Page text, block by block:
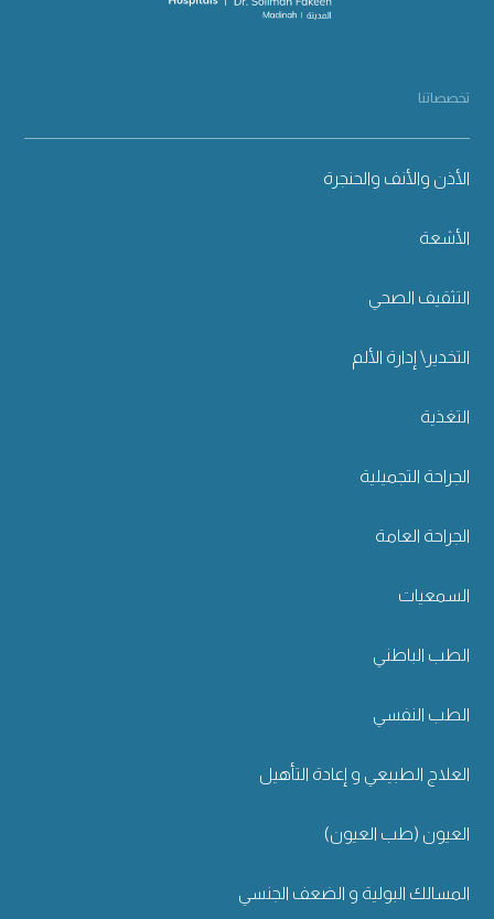
تخصصاتنا
الأذن والأنف والحنجرة
الأشعة
التثقيف الصحي
التخدير\ إدارة الألم
التغذية
الجراحة التجميلية
الجراحة العامة
السمعيات
الطب الباطني
الطب النفسي
العلاج الطبيعي و إعادة التأهيل
العيون (طب العيون)
المسالك البولية و الضعف الجنسي